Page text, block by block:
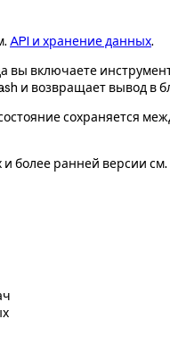
API и хранение данных.
вы включаете
и возвращает вывод в
сохраняется
более ранней версии